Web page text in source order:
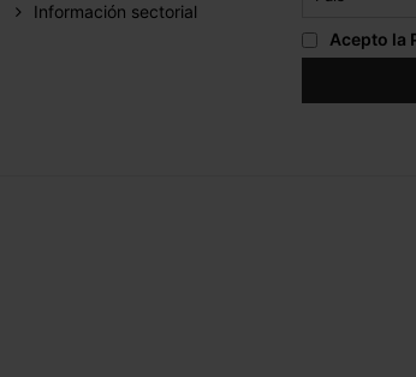
Información sectorial
Acepto la